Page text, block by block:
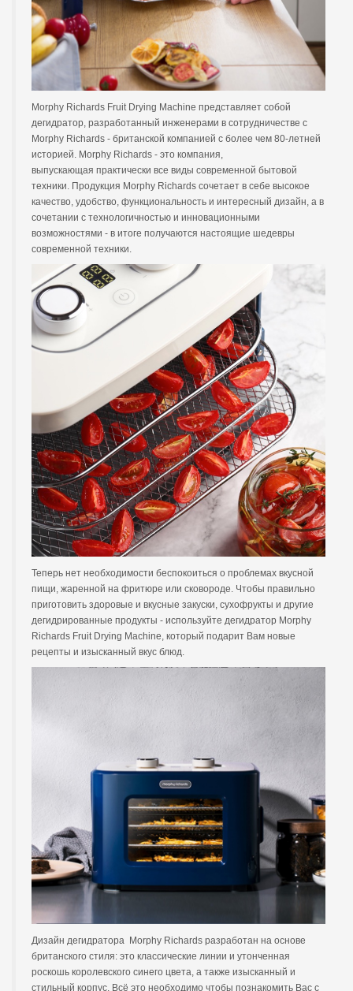
Morphy Richards Fruit Drying Machine представляет собой
дегидратор, разработанный инженерами в сотрудничестве с
Morphy Richards - британской компанией с более чем 80-летней
историей. Morphy Richards - это компания,
выпускающая практически все виды современной бытовой
техники. Продукция Morphy Richards сочетает в себе высокое
качество, удобство, функциональность и интересный дизайн, а в
сочетании с технологичностью и инновационными
возможностями - в итоге получаются настоящие шедевры
современной техники.
Теперь нет необходимости беспокоиться о проблемах вкусной
пищи, жаренной на фритюре или сковороде. Чтобы правильно
приготовить здоровые и вкусные закуски, сухофрукты и другие
дегидрированные продукты - используйте дегидратор Morphy
Richards Fruit Drying Machine, который подарит Вам новые
рецепты и изысканный вкус блюд.
Дизайн дегидратора Morphy Richards разработан на основе
британского стиля: это классические линии и утонченная
роскошь королевского синего цвета, а также изысканный и
стильный корпус. Всё это необходимо чтобы познакомить Вас с